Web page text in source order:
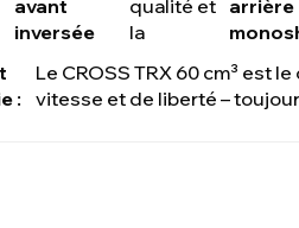
avant
inversée
qualité et
la
arrière
:
Le CROSS TRX 60 cm³ est
vitesse et de liberté –